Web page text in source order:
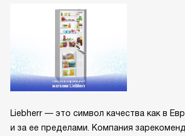
Liebherr — это символ качества как в
и за ее пределами. Компания